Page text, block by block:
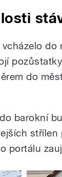
do
do
barokní
střílen
portálu